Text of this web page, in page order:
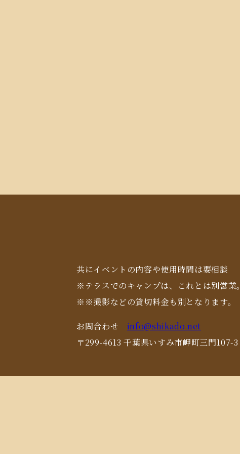
共にイベントの内容や使用時間は要相談
※テラスでのキャンプは、これとは別営業。
※※撮影などの貸切料金も別となります。
お問合わせ info@shikado.net
〒299-4613 千葉県いすみ市岬町三門107-3